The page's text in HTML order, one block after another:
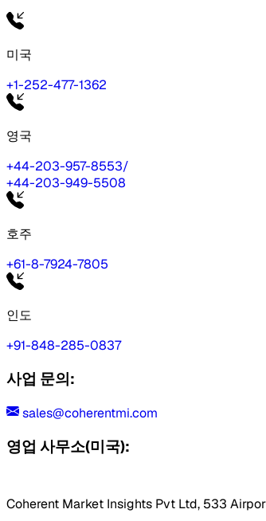
미국
+1-252-477-1362
영국
+44-203-957-8553/
+44-203-949-5508
호주
+61-8-7924-7805
인도
+91-848-285-0837
사업 문의:
sales@coherentmi.com
영업 사무소(미국):
Coherent Market Insights Pvt Ltd, 533